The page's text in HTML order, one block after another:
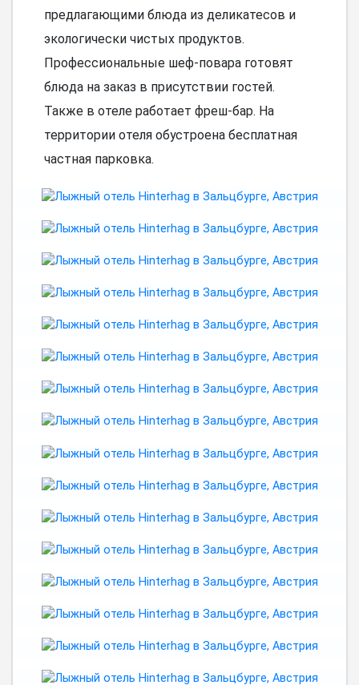
предлагающими блюда из деликатесов и
экологически чистых продуктов.
Профессиональные шеф-повара готовят
блюда на заказ в присутствии гостей.
Также в отеле работает фреш-бар. На
территории отеля обустроена бесплатная
частная парковка.